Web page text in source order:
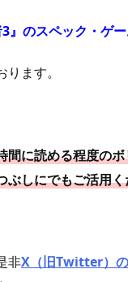
』のスペック・ゲ
ます。
間に読める程度の
ぶしにでもご活用
非X（旧Twitter）